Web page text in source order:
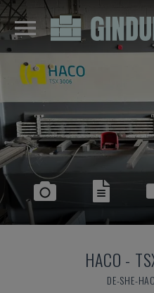
HACO -
DE-SHE-